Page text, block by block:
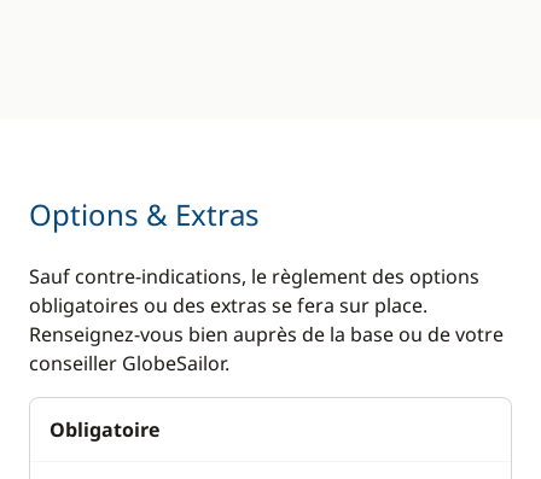
Options & Extras
Sauf contre-indications, le règlement des options
obligatoires ou des extras se fera sur place.
Renseignez-vous bien auprès de la base ou de votre
conseiller GlobeSailor.
Obligatoire